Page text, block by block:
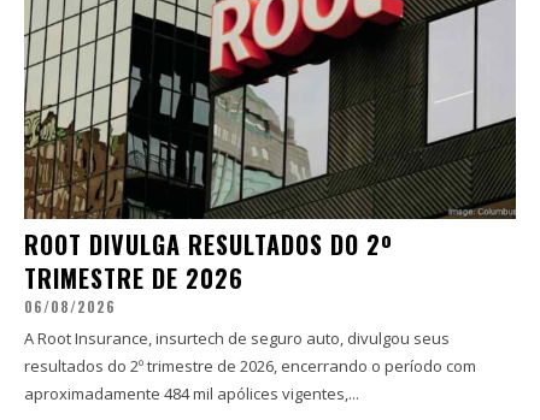
ROOT DIVULGA RESULTADOS DO 2º
TRIMESTRE DE 2026
06/08/2026
A Root Insurance, insurtech de seguro auto, divulgou seus
resultados do 2º trimestre de 2026, encerrando o período com
aproximadamente 484 mil apólices vigentes,...